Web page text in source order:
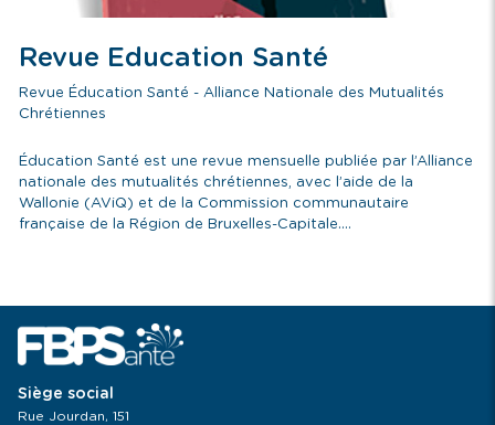
Revue Education Santé
Revue Éducation Santé - Alliance Nationale des Mutualités
Chrétiennes
Éducation Santé est une revue mensuelle publiée par l’Alliance
nationale des mutualités chrétiennes, avec l’aide de la
Wallonie (AViQ) et de la Commission communautaire
française de la Région de Bruxelles-Capitale....
Siège social
Rue Jourdan, 151